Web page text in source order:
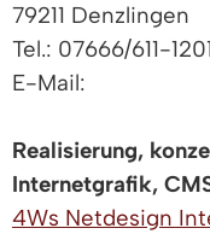
79211 Denzlingen
Tel.: 07666/611-
E-Mail:
Realisierung,
Internetgrafik,
4Ws Netdesign